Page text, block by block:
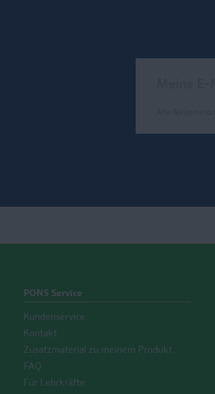
PONS Service
Kundenservice
Kontakt
Zusatzmaterial zu meinem Produkt
FAQ
Für Lehrkräfte